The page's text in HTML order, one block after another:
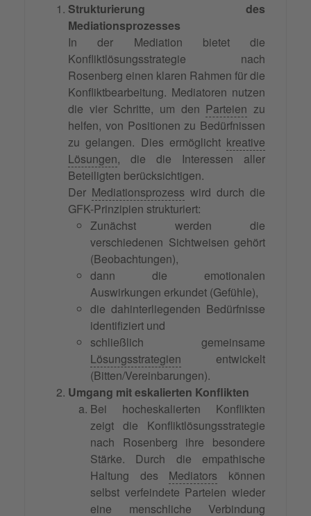
Strukturierung des
Mediationsprozesses
In der Mediation bietet die
Konfliktlösungsstrategie nach
Rosenberg einen klaren Rahmen für die
Konfliktbearbeitung. Mediatoren nutzen
die vier Schritte, um den Parteien zu
helfen, von Positionen zu Bedürfnissen
zu gelangen. Dies ermöglicht kreative
Lösungen, die die Interessen aller
Beteiligten berücksichtigen.
Der Mediationsprozess wird durch die
GFK-Prinzipien strukturiert:
Zunächst werden die
verschiedenen Sichtweisen gehört
(Beobachtungen),
dann die emotionalen
Auswirkungen erkundet (Gefühle),
die dahinterliegenden Bedürfnisse
identifiziert und
schließlich gemeinsame
Lösungsstrategien entwickelt
(Bitten/Vereinbarungen).
Umgang mit eskalierten Konflikten
Bei hocheskalierten Konflikten
zeigt die Konfliktlösungsstrategie
nach Rosenberg ihre besondere
Stärke. Durch die empathische
Haltung des Mediators können
selbst verfeindete Parteien wieder
eine menschliche Verbindung